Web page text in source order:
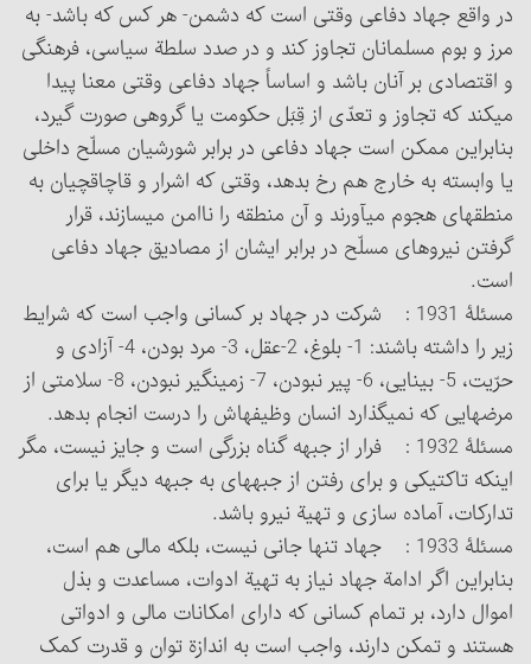
در واقع جهاد دفاعی وقتی است که دشمن- هر کس که باشد- به
مرز و بوم مسلمانان تجاوز کند و در صدد سلطة سیاسی، فرهنگی
و اقتصادی بر آنان باشد و اساساً جهاد دفاعی وقتی معنا پیدا
می‏کند که تجاوز و تعدّی از قِبَل حکومت یا گروهی صورت گیرد،
بنابراین ممکن است جهاد دفاعی در برابر شورشیان مسلّح داخلی
یا وابسته به خارج هم رخ بدهد، وقتی که اشرار و قاچاقچیان به
منطقه‏ای هجوم می‏آورند و آن منطقه را ناامن می‏سازند، قرار
گرفتن نیروهای مسلّح در برابر ایشان از مصادیق جهاد دفاعی
است.
مسئلۀ 1931 : شرکت در جهاد بر کسانی واجب است که شرایط
زیر را داشته باشند: 1- بلوغ، 2-عقل، 3- مرد بودن، 4- آزادی و
حرّیت، 5- بینایی، 6- پیر نبودن، 7- زمین‎گیر نبودن، 8- سلامتی از
مرضهایی که نمی‏گذارد انسان وظیفه‏اش را درست انجام بدهد.
مسئلۀ 1932 : فرار از جبهه گناه بزرگی است و جایز نیست، مگر
اینکه تاکتیکی و برای رفتن از جبهه‏ای به جبهه دیگر یا برای
تدارکات، آماده سازی و تهیة نیرو باشد.
مسئلۀ 1933 : جهاد تنها جانی نیست، بلکه مالی هم است،
بنابراین اگر ادامة جهاد نیاز به تهیة ادوات، مساعدت و بذل
اموال دارد، بر تمام کسانی که دارای امکانات مالی و ادواتی
هستند و تمکن دارند، واجب است به اندازة توان و قدرت کمک